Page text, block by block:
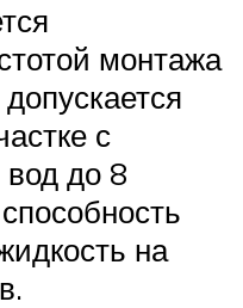
монтажа
с
вод до 8
на